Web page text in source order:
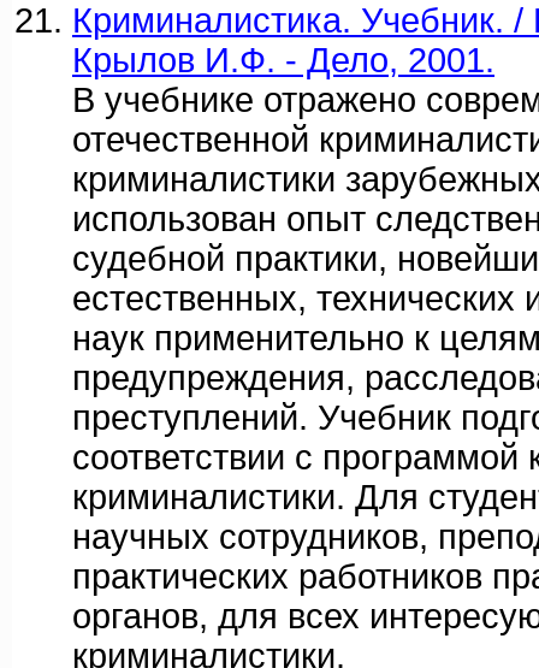
Криминалистика. Учебник.
Крылов И.Ф. - Дело, 2001.
В учебнике отражено
отечественной
криминалистики
использован опыт
судебной практики,
естественных,
наук применительно к
предупреждения,
преступлений. Учебник
соответствии с программой
криминалистики. Для
научных сотрудников,
практических работников
органов, для всех
криминалистики.